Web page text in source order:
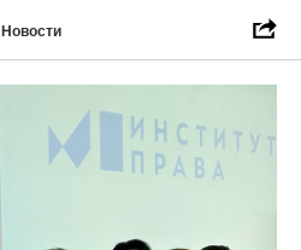
Новости